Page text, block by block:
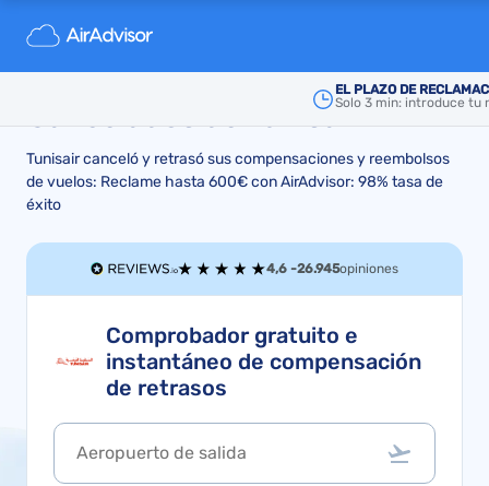
EL PLAZO DE
Solo 3 min: introduce tu
Compensación y Reembolso
por los vuelos Retrasados o
Cancelados de Tunisair
Tunisair canceló y retrasó sus compensaciones y reembolsos
de vuelos: Reclame hasta 600€ con AirAdvisor: 98% tasa de
éxito
4,6 -26.945opiniones
Comprobador gratuito e
instantáneo de compensación
de retrasos